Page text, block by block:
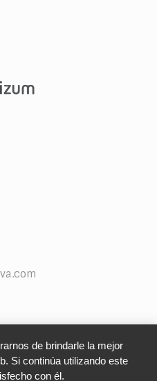
de brindarle la mejor
Si continúa utilizando este
con él.